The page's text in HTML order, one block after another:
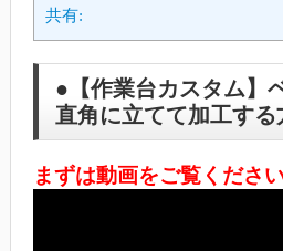
共有:
●【作業台カスタム】
直角に立てて加工する
まずは動画をご覧くださ